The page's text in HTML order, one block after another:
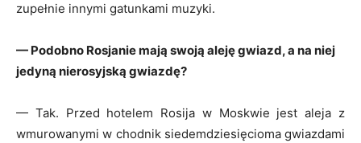
zupełnie innymi gatunkami muzyki.
— Podobno Rosjanie mają swoją aleję gwiazd, a na niej
jedyną nierosyjską gwiazdę?
— Tak. Przed hotelem Rosija w Moskwie jest aleja z
wmurowanymi w chodnik siedemdziesięcioma gwiazdami